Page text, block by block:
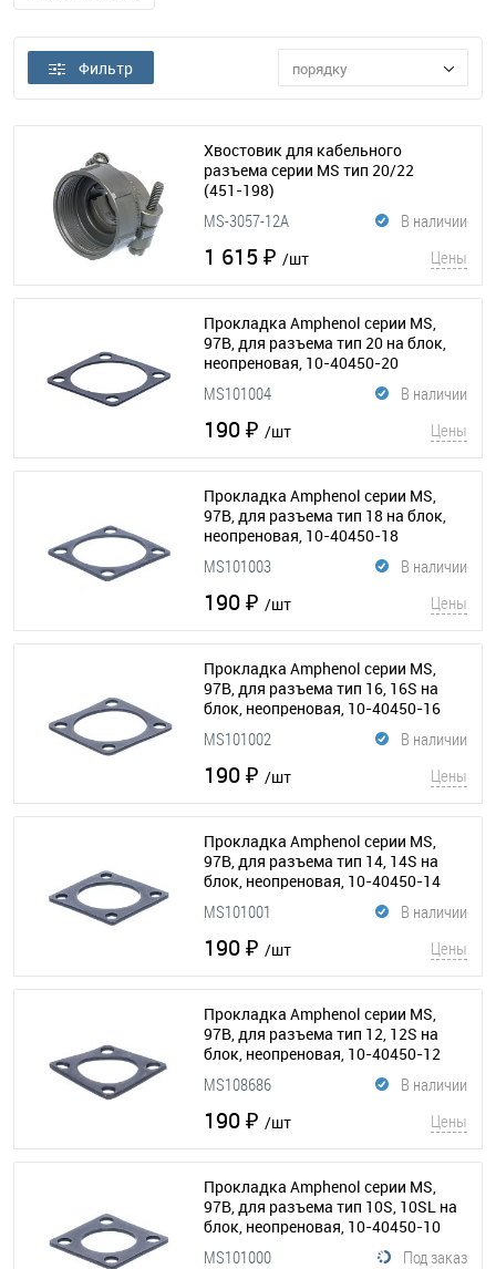
Фильтр порядку
Хвостовик для кабельного
разъема серии MS тип 20/22
(451-198)
В наличии
MS-3057-12A
1 615 ₽ /шт Цены
Прокладка Amphenol серии MS,
97B, для разъема тип 20 на блок,
неопреновая, 10-40450-20
(295-088)
В наличии
MS101004
190 ₽ /шт Цены
Прокладка Amphenol серии MS,
97B, для разъема тип 18 на блок,
неопреновая, 10-40450-18
(295-100)
В наличии
MS101003
190 ₽ /шт Цены
Прокладка Amphenol серии MS,
97B, для разъема тип 16, 16S на
блок, неопреновая, 10-40450-16
(295-087)
В наличии
MS101002
190 ₽ /шт Цены
Прокладка Amphenol серии MS,
97B, для разъема тип 14, 14S на
блок, неопреновая, 10-40450-14
(295-086)
В наличии
MS101001
190 ₽ /шт Цены
Прокладка Amphenol серии MS,
97B, для разъема тип 12, 12S на
блок, неопреновая, 10-40450-12
(295-109)
В наличии
MS108686
190 ₽ /шт Цены
Прокладка Amphenol серии MS,
97B, для разъема тип 10S, 10SL на
блок, неопреновая, 10-40450-10
(295-108)
Под заказ
MS101000